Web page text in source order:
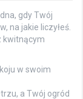
gdy Twój
na jakie liczyłeś.
kwitnącym
w swoim
a Twój ogród